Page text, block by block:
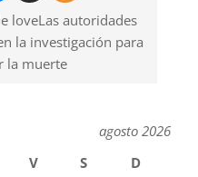
loveLas autoridades
la investigación para
la muerte
agosto 2026
V S
D